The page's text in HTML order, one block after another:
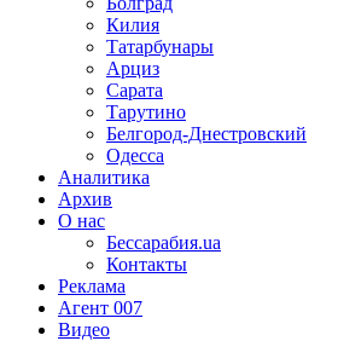
Килия
Татарбунары
Арциз
Сарата
Тарутино
Белгород-Днестровский
Одесса
Аналитика
Архив
О нас
Бессарабия.ua
Контакты
Реклама
Агент 007
Видео